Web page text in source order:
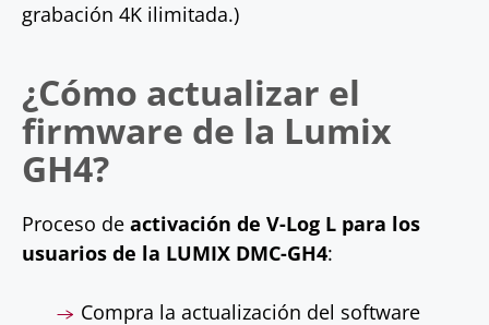
grabación 4K ilimitada.)
¿Cómo actualizar el
firmware de la Lumix
GH4?
Proceso de activación de V-Log L para los
usuarios de la LUMIX DMC-GH4:
Compra la actualización del software